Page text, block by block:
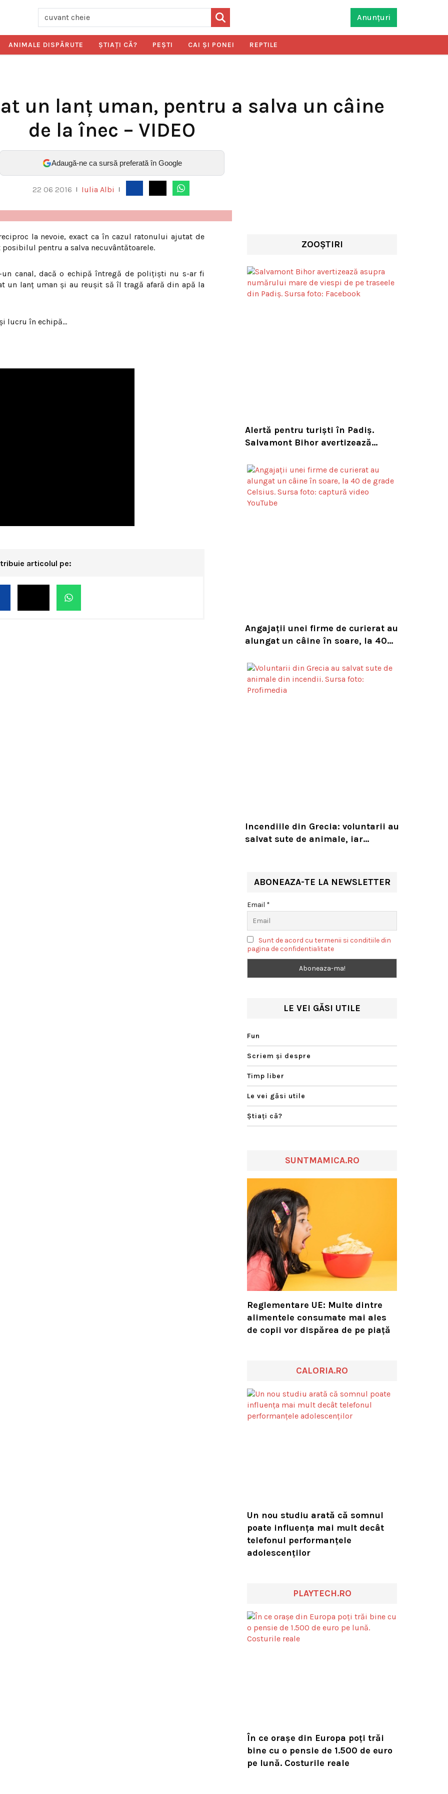
Anunțuri
ANIMALE DISPĂRUTE ŞTIAŢI CĂ? PEŞTI CAI ŞI PONEI REPTILE
un lanț uman, pentru a salva un câine
de la înec – VIDEO
Adaugă-ne ca sursă preferată în Google
22 06 2016 Iulia Albi
la nevoie, exact ca în cazul ratonului ajutat de
pentru a salva necuvântătoarele.
un canal, dacă o echipă întregă de polițiști nu s-ar fi
un lanț uman și au reușit să îl tragă afară din apă la
lucru în echipă…
articolul pe:
ZOOȘTIRI
Alertă pentru turiști în Padiș.
Salvamont Bihor avertizează
de pe trasee
Angajații unei firme de curierat au
alungat un câine în soare, la 40
concediat și caută acum animalul
Incendiile din Grecia: voluntarii au
salvat sute de animale, iar
ABONEAZA-TE LA NEWSLETTER
Email *
Sunt de acord cu termenii si conditiile din
pagina de confidentialitate
LE VEI GĂSI UTILE
Fun
Scriem şi despre
Timp liber
Le vei găsi utile
Ştiaţi că?
SUNTMAMICA.RO
Reglementare UE: Multe dintre
alimentele consumate mai ales
de copii vor dispărea de pe piață
CALORIA.RO
Un nou studiu arată că somnul
poate influența mai mult decât
telefonul performanțele
adolescenților
PLAYTECH.RO
În ce orașe din Europa poți trăi
bine cu o pensie de 1.500 de euro
pe lună. Costurile reale